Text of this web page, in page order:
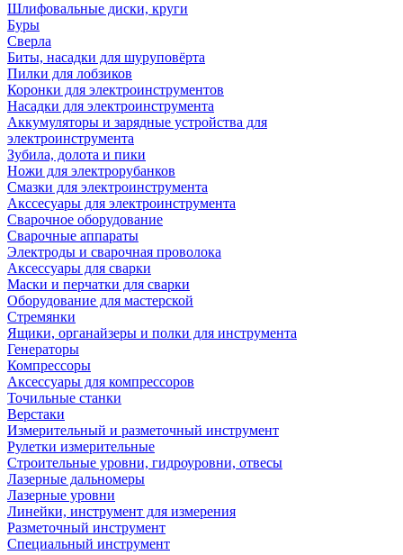
Шлифовальные диски, круги
Буры
Сверла
Биты, насадки для шуруповёрта
Пилки для лобзиков
Коронки для электроинструментов
Насадки для электроинструмента
Аккумуляторы и зарядные устройства для
электроинструмента
Зубила, долота и пики
Ножи для электрорубанков
Смазки для электроинструмента
Акссесуары для электроинструмента
Сварочное оборудование
Сварочные аппараты
Электроды и сварочная проволока
Аксессуары для сварки
Маски и перчатки для сварки
Оборудование для мастерской
Стремянки
Ящики, органайзеры и полки для инструмента
Генераторы
Компрессоры
Аксессуары для компрессоров
Точильные станки
Верстаки
Измерительный и разметочный инструмент
Рулетки измерительные
Строительные уровни, гидроуровни, отвесы
Лазерные дальномеры
Лазерные уровни
Линейки, инструмент для измерения
Разметочный инструмент
Специальный инструмент